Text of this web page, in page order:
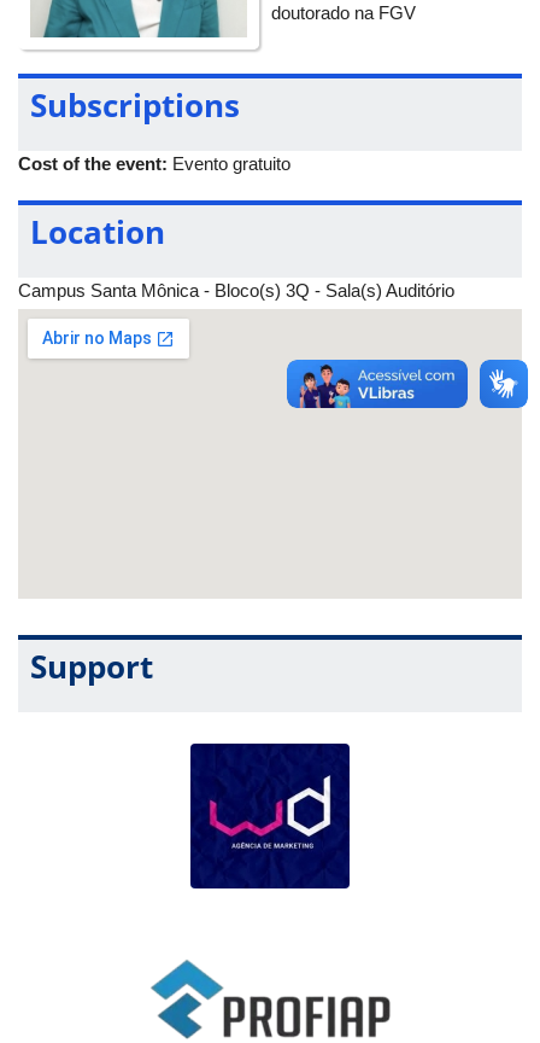
doutorado na FGV
Subscriptions
Cost of the event: Evento gratuito
Location
Campus Santa Mônica - Bloco(s) 3Q - Sala(s) Auditório
Support